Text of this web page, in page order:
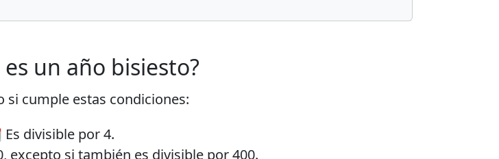
un año bisiesto?
si cumple estas condiciones:
divisible por 4.
excepto si también es divisible por 400.